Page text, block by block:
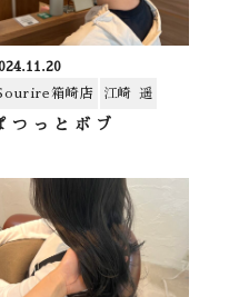
箱崎店
江崎 遥
つっとボブ